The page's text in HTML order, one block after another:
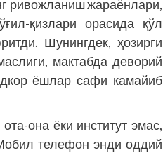
ривожланиш жараёнлари,
қизлари орасида қўл
Шунингдек, ҳозирги
мактабда деворий
ёшлар сафи камайиб
она ёки институт эмас,
телефон энди оддий